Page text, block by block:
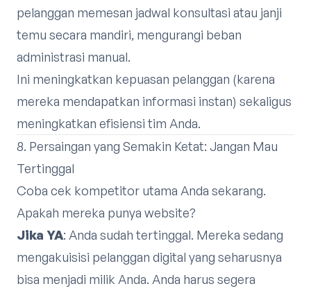
pelanggan memesan jadwal konsultasi atau janji
temu secara mandiri, mengurangi beban
administrasi manual.
Ini meningkatkan kepuasan pelanggan (karena
mereka mendapatkan informasi instan) sekaligus
meningkatkan efisiensi tim Anda.
8. Persaingan yang Semakin Ketat: Jangan Mau
Tertinggal
Coba cek kompetitor utama Anda sekarang.
Apakah mereka punya website?
Jika YA: Anda sudah tertinggal. Mereka sedang
mengakuisisi pelanggan digital yang seharusnya
bisa menjadi milik Anda. Anda harus segera